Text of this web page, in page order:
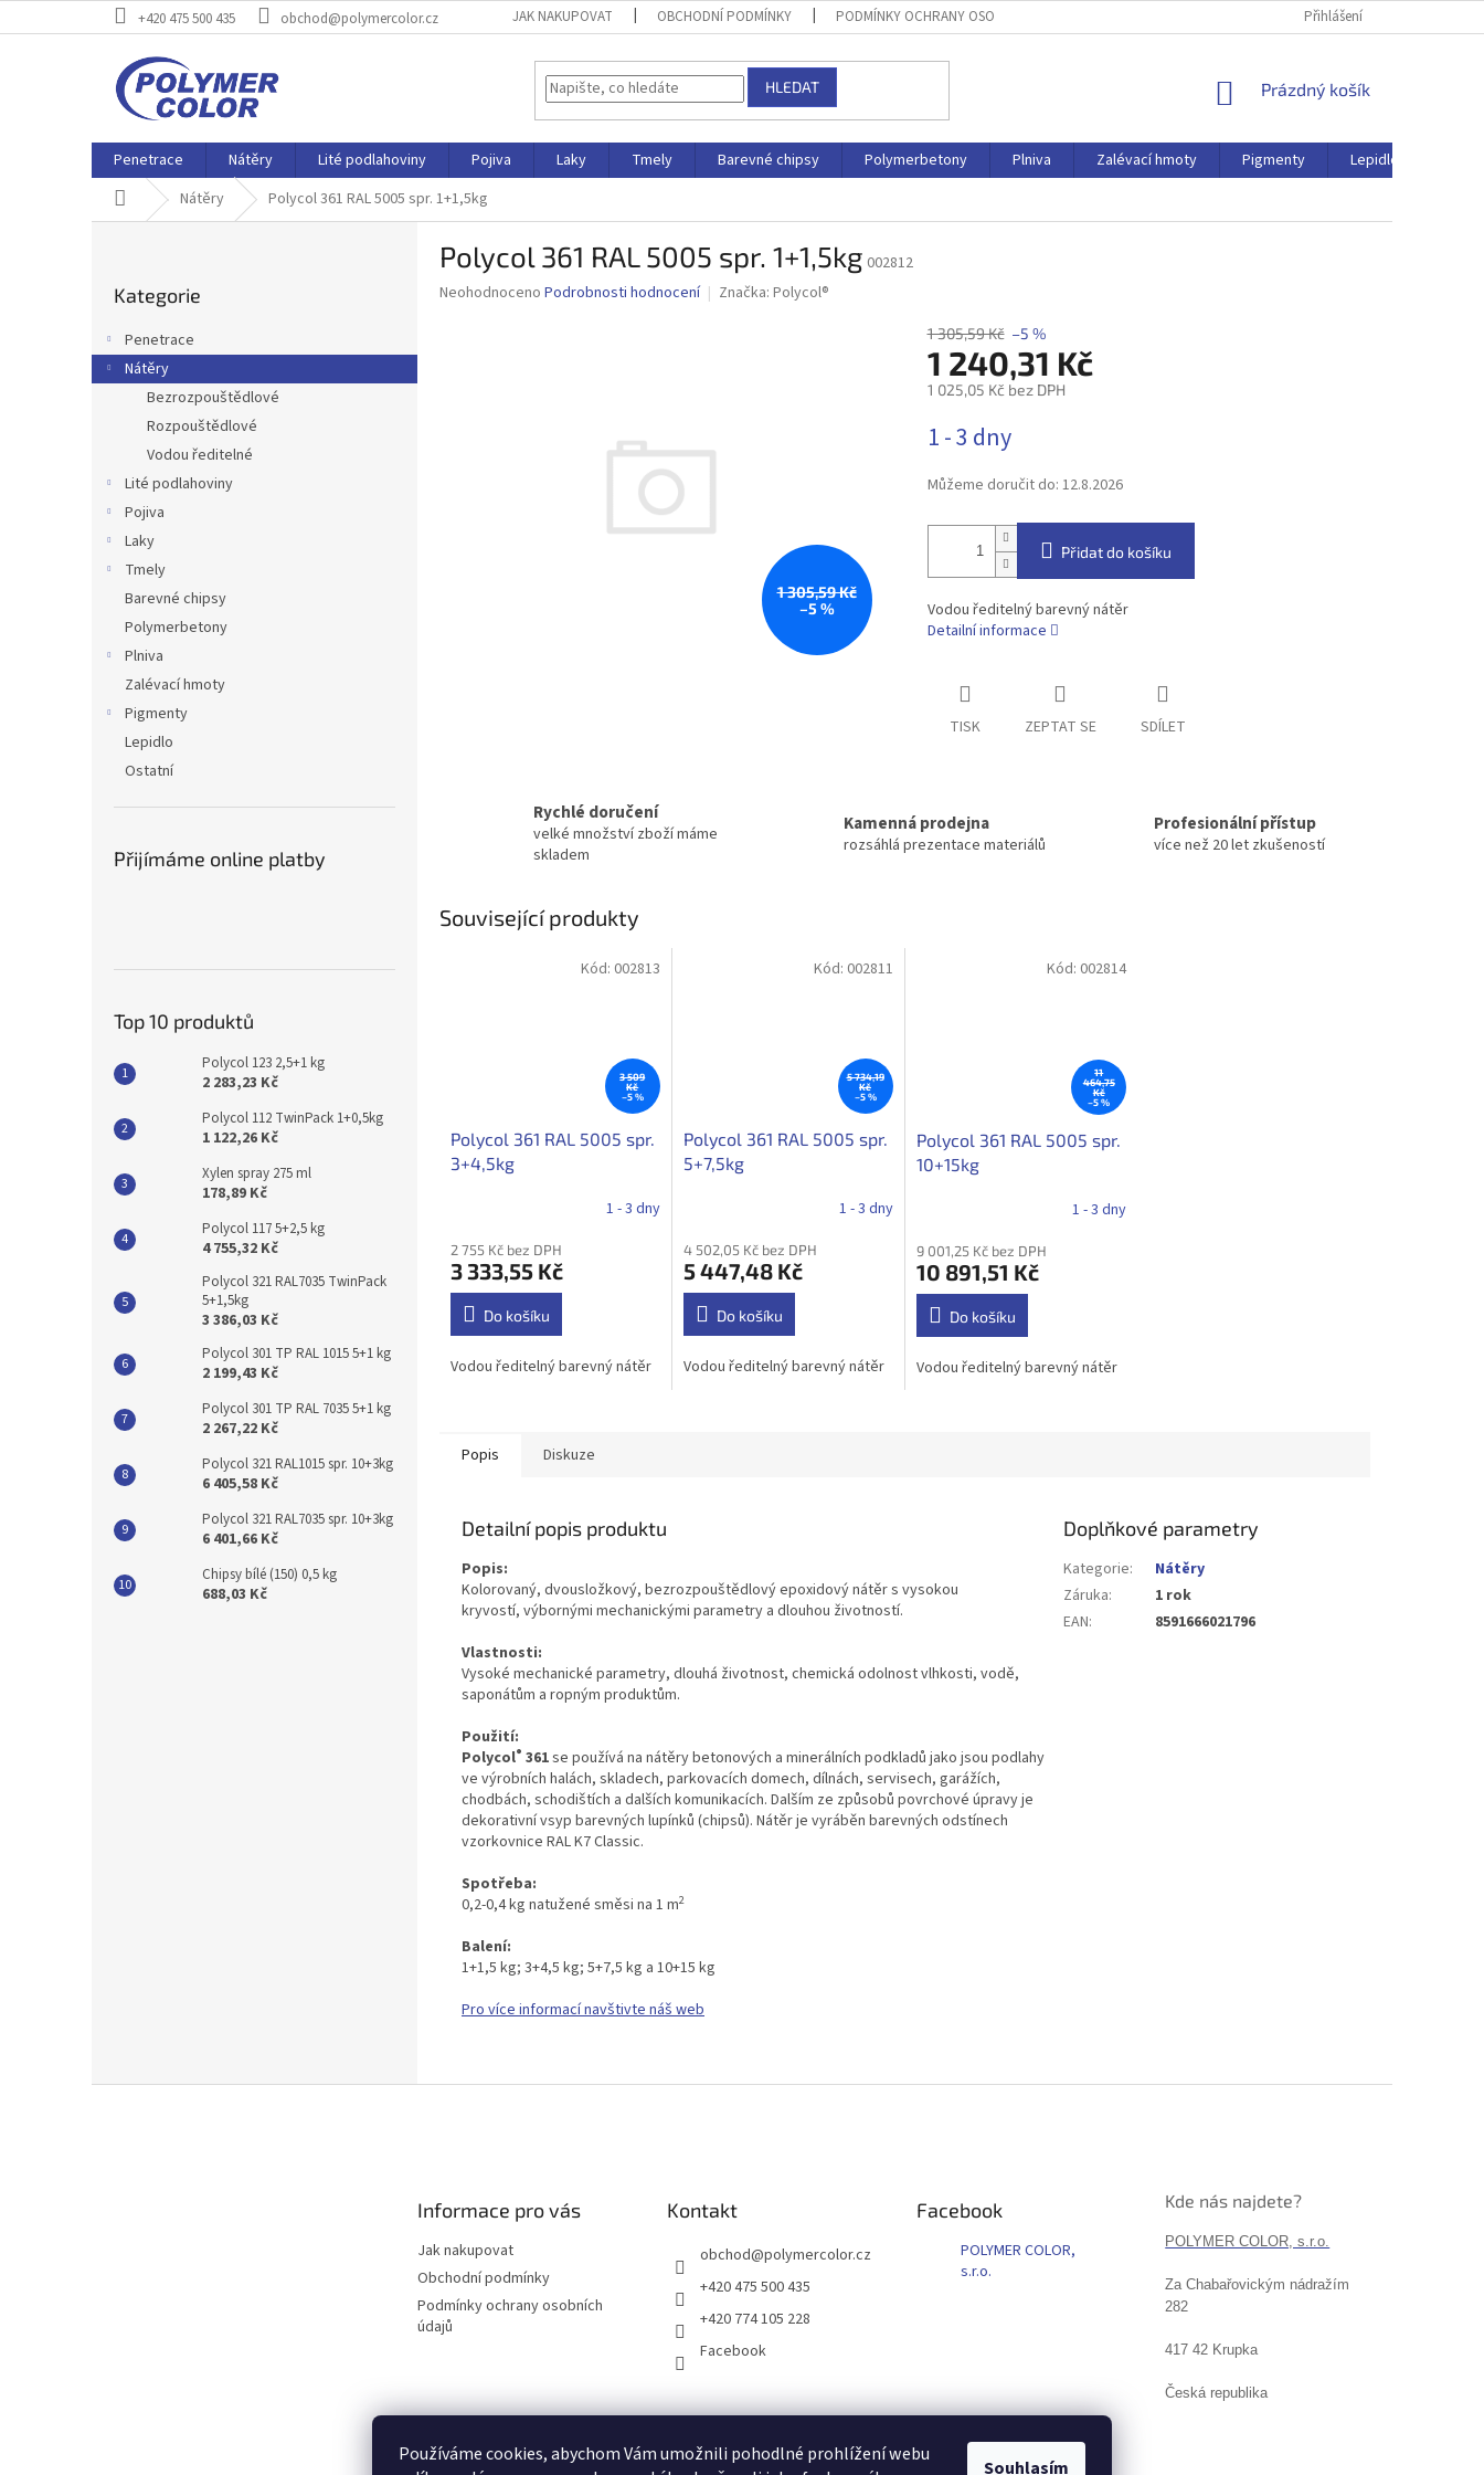
Používáme cookies, abychom Vám umožnili pohodlné prohlížení webu
Souhlasím
na
+420 475 500 435 obchod@polymercolor.cz JAK NAKUPOVAT OBCHODNÍ PODMÍNKY PODMÍNKY OCHRANY OSOBNÍCH ÚDAJŮ Přihlášení
HLEDAT
NÁKUPNÍ
Prázdný košík
Penetrace Nátěry Lité podlahoviny Pojiva Laky Tmely Barevné chipsy Polymerbetony Plniva Zalévací hmoty Pigmenty Lepidlo
Domů Nátěry Polycol 361 RAL 5005 spr. 1+1,5kg
a
n
kategorie
Kategorie
Penetrace
Nátěry
Bezrozpouštědlové
Rozpouštědlové
Vodou ředitelné
Lité podlahoviny
Pojiva
Laky
Tmely
Barevné chipsy
Polymerbetony
Plniva
Zalévací hmoty
Pigmenty
Lepidlo
Ostatní
Přijímáme online platby
Top 10 produktů
Polycol 123 2,5+1 kg
2 283,23 Kč
Polycol 112 TwinPack 1+0,5kg
1 122,26 Kč
Xylen spray 275 ml
178,89 Kč
Polycol 117 5+2,5 kg
4 755,32 Kč
Polycol 321 RAL7035 TwinPack
5+1,5kg
3 386,03 Kč
Polycol 301 TP RAL 1015 5+1 kg
2 199,43 Kč
Polycol 301 TP RAL 7035 5+1 kg
2 267,22 Kč
Polycol 321 RAL1015 spr. 10+3kg
6 405,58 Kč
Polycol 321 RAL7035 spr. 10+3kg
6 401,66 Kč
Chipsy bílé (150) 0,5 kg
688,03 Kč
Polycol 361 RAL 5005 spr. 1+1,5kg 002812
Průměrné
Neohodnoceno Podrobnosti hodnocení Značka: Polycol®
1 305,59 Kč
–5 %
1 305,59 Kč –5 %
1 240,31 Kč
1 025,05 Kč bez DPH
cena:
1 - 3 dny
Můžeme doručit do: 12.8.2026
Přidat do košíku
Vodou ředitelný barevný nátěr
Detailní informace
TISK ZEPTAT SE SDÍLET
Rychlé doručení
velké množství zboží máme
skladem
Kamenná prodejna
rozsáhlá prezentace materiálů
Profesionální přístup
více než 20 let zkušeností
Související produkty
3 509
Kč
–5 %
Polycol 361 RAL 5005 spr.
3+4,5kg
1 - 3 dny
2 755 Kč bez DPH
3 333,55 Kč
Do košíku
Vodou ředitelný barevný nátěr
Kód: 002813
5 734,19
Kč
–5 %
Polycol 361 RAL 5005 spr.
5+7,5kg
1 - 3 dny
4 502,05 Kč bez DPH
5 447,48 Kč
Do košíku
Vodou ředitelný barevný nátěr
Kód: 002811
11
464,75
Kč
–5 %
Polycol 361 RAL 5005 spr.
10+15kg
1 - 3 dny
9 001,25 Kč bez DPH
10 891,51 Kč
Do košíku
Vodou ředitelný barevný nátěr
Kód: 002814
Popis Diskuze
Detailní popis produktu
Popis:
Kolorovaný, dvousložkový, bezrozpouštědlový epoxidový nátěr s vysokou
kryvostí, výbornými mechanickými parametry a dlouhou životností.
Vlastnosti:
Vysoké mechanické parametry, dlouhá životnost, chemická odolnost vlhkosti, vodě,
saponátům a ropným produktům.
Použití:
Polycol® 361se používá na nátěry betonových a minerálních podkladů jako jsou podlahy
ve výrobních halách, skladech, parkovacích domech, dílnách, servisech, garážích,
chodbách, schodištích a dalších komunikacích. Dalším ze způsobů povrchové úpravy je
dekorativní vsyp barevných lupínků (chipsů). Nátěr je vyráběn barevných odstínech
vzorkovnice RAL K7 Classic.
Spotřeba:
0,2-0,4 kg natužené směsi na 1 m2
Balení:
1+1,5 kg; 3+4,5 kg; 5+7,5 kg a 10+15 kg
Pro více informací navštivte náš web
Doplňkové parametry
Kategorie:
Nátěry
Záruka:
1 rok
EAN: 8591666021796
Informace pro vás
Jak nakupovat
Obchodní podmínky
Podmínky ochrany osobních
údajů
Kontakt
obchod@polymercolor.cz
+420 475 500 435
+420 774 105 228
Facebook
Facebook
POLYMER COLOR,
s.r.o.
Kde nás najdete?
POLYMER COLOR, s.r.o.
Za Chabařovickým nádražím
282
417 42 Krupka
Česká republika